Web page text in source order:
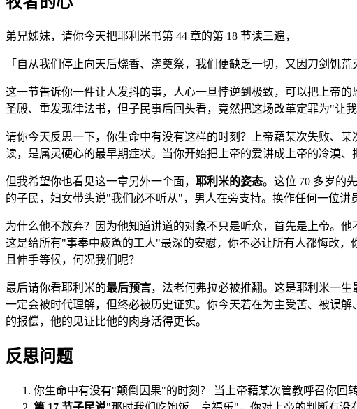
弟兄姊妹，请你今天把耶利米书第 44 章的第 18 节读三遍，
「自从我们停止向天后烧香、浇奠祭，我们便缺乏一切，又因刀剑饥荒
这一节告诉你一件让人发抖的事，人心一旦悖逆到极致，可以把上帝
圣殿、重发现律法书，但子民事后回头看，竟然把这场改革定罪为"让
请你今天反思一下，你生命中有没有这样的时刻？上帝藉某次失败、
读，是属灵硬心的最早期症状。当你开始把上帝的爱讲成上帝的冷漠
但我希望你也看见这一章另外一个面， 耶利米的姿态。这位 70 多岁的
的子民，妇女带头说"我们必不听从"，男人在旁支持。换作任何一位讲
为什么他不放弃？因为他知道讲道的对象不只是听众，首先是上帝。
这是给所有"事奉中疲惫的工人"最深的安慰，你不必让所有人都悔改
且伸手等候，何况我们呢？
最后请你看耶利米的最后预言，法老何弗拉必被推翻。这是耶利米一
一定会被时代理解，但终必被历史证实。你今天若在为主受苦、被误
的报偿，他的见证比他的肉身活得更长。
反思问题
你生命中有没有"颠倒因果"的时刻？ 当上帝藉某次管教呼召你回